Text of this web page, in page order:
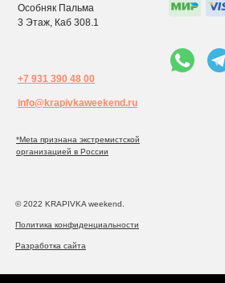
© 2022 KRAPIVKA weekend.
Политика конфиденциальности
Разработка сайта
Особняк Пальма
3 Этаж, Каб 308.1
+7 931 390 48 00
info@krapivkaweekend.ru
*Meta признана экстремистcкой
организацией в России